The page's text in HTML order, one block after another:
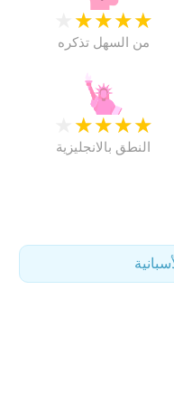
★
★
★
★
من السهل تذكره
★
★
★
★
النطق بالانجليزية